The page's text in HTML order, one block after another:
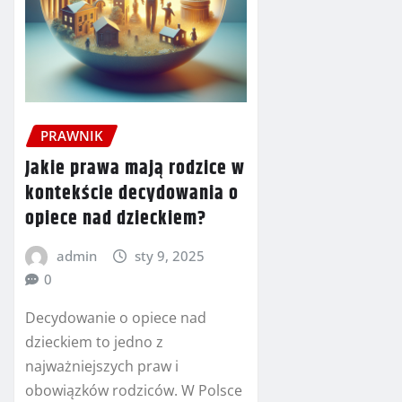
PRAWNIK
Jakie prawa mają rodzice w
kontekście decydowania o
opiece nad dzieckiem?
admin
sty 9, 2025
0
Decydowanie o opiece nad
dzieckiem to jedno z
najważniejszych praw i
obowiązków rodziców. W Polsce